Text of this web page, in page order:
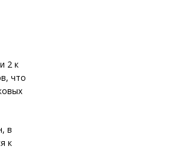
2 к
что
в
к